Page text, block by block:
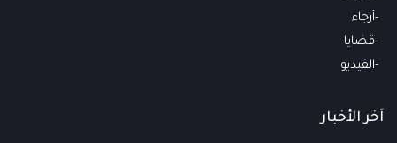
أرجاء
قضايا
الفيديو
آخر الأخبار